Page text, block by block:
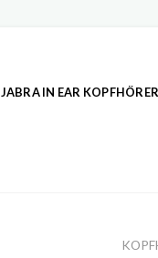
JABRA IN EAR KOPFHÖRER